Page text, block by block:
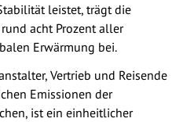
leistet, trägt die
acht Prozent aller
Erwärmung bei.
Vertrieb und Reisende
Emissionen der
ist ein einheitlicher